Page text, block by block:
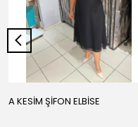
A KESİM ŞİFON ELBİSE